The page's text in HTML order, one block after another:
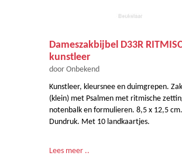
Dameszakbijbel D33R
kunstleer
door Onbekend
Kunstleer, kleursnee en duimgrepen.
(klein) met Psalmen met ritmische
notenbalk en formulieren. 8,5 x 12,5 cm.
Dundruk. Met 10 landkaartjes.
Lees meer ..